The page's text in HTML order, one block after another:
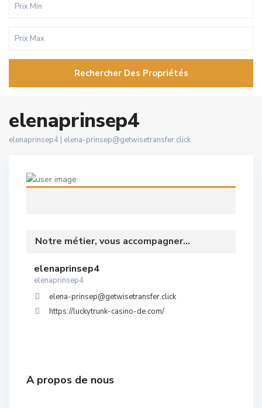
Rechercher Des Propriétés
elenaprinsep4
elenaprinsep4 | elena-prinsep@getwisetransfer.click
Notre métier, vous accompagner...
elenaprinsep4
elenaprinsep4
elena-prinsep@getwisetransfer.click
https://luckytrunk-casino-de.com/
A propos de nous